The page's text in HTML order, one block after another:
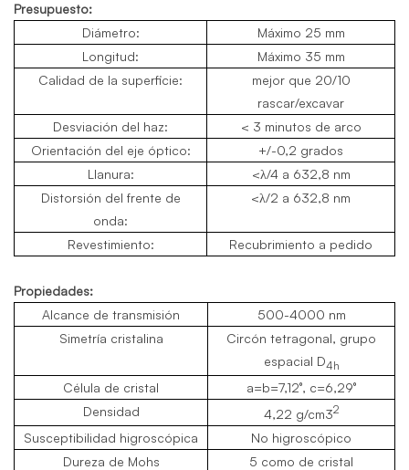
Presupuesto:
Diámetro:
Máximo 25 mm
Longitud:
Máximo 35 mm
Calidad de la superficie:
mejor que 20/10
rascar/excavar
Desviación del haz:
< 3 minutos de arco
Orientación del eje óptico:
+/-0,2 grados
Llanura:
<λ/4 a 632,8 nm
Distorsión del frente de
onda:
<λ/2 a 632,8 nm
Revestimiento: Recubrimiento a pedido
Propiedades:
Alcance de transmisión
500-4000 nm
Simetría cristalina
Circón tetragonal, grupo
espacial D4h
Célula de cristal
a=b=7,12°, c=6,29°
Densidad
4,22 g/cm32
Susceptibilidad higroscópica
No higroscópico
Dureza de Mohs
5 como de cristal